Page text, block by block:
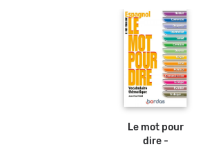
Ajouter
au
Le mot pour
dire -